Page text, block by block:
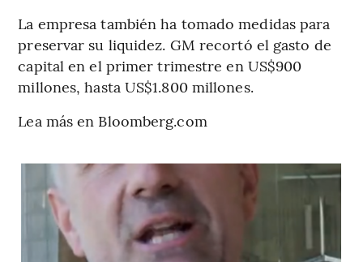
La empresa también ha tomado medidas para
preservar su liquidez. GM recortó el gasto de
capital en el primer trimestre en US$900
millones, hasta US$1.800 millones.
Lea más en Bloomberg.com